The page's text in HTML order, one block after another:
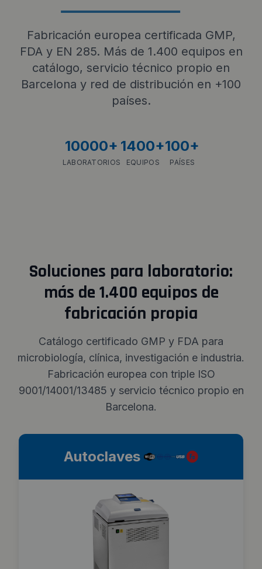
Fabricación europea certificada GMP,
FDA y EN 285. Más de 1.400 equipos en
catálogo, servicio técnico propio en
Barcelona y red de distribución en +100
países.
10000+
LABORATORIOS
1400+
EQUIPOS
100+
PAÍSES
Soluciones para laboratorio:
más de 1.400 equipos de
fabricación propia
Catálogo certificado GMP y FDA para
microbiología, clínica, investigación e industria.
Fabricación europea con triple ISO
9001/14001/13485 y servicio técnico propio en
Barcelona.
Autoclaves